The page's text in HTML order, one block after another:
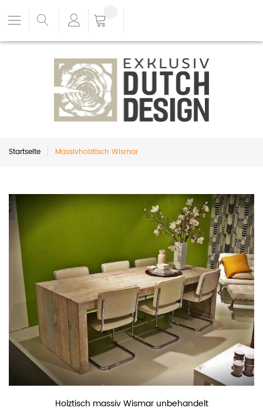
Startseite Massivholztisch Wismar
Holztisch massiv Wismar unbehandelt